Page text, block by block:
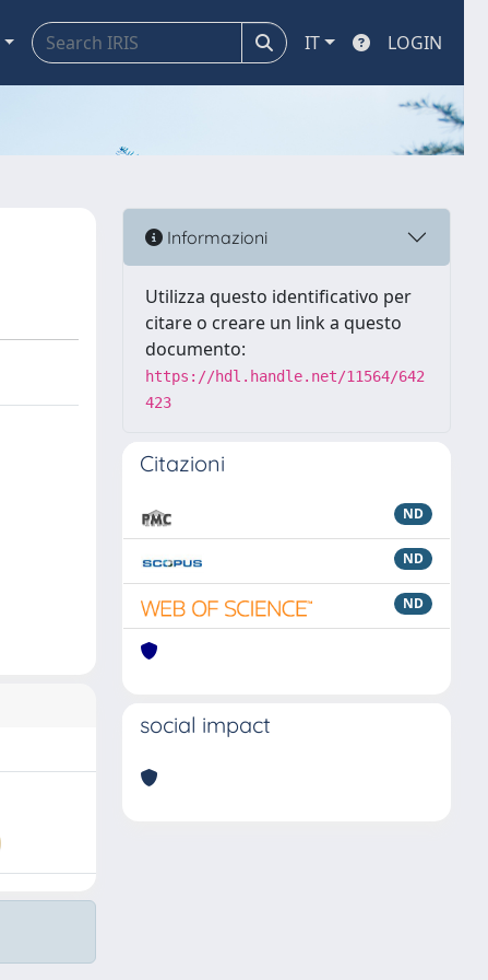
IT LOGIN
Informazioni
Utilizza questo identificativo per
citare o creare un link a questo
documento:
https://hdl.handle.net/11564/642
423
Citazioni
ND
ND
ND
social impact